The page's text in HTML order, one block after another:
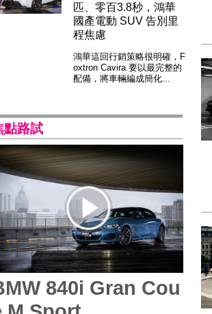
匹、零百3.8秒，鴻華
國產電動 SUV 告別里
程焦慮
鴻華這回行銷策略很明確，F
oxtron Cavira 要以最完整的
配備，將車輛編成簡化...
點路試
840i Gran Cou